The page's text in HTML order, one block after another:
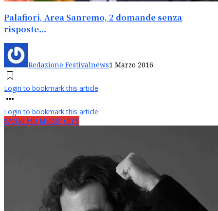
Palafiori, Area Sanremo, 2 domande senza
risposte…
Redazione Festivalnews1 Marzo 2016
Login to bookmark this article
Login to bookmark this article
SANREMO MUSIC CITY